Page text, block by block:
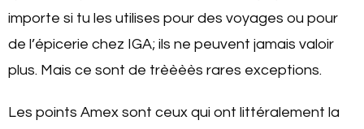
importe si tu les utilises pour des voyages ou pour
de l’épicerie chez IGA; ils ne peuvent jamais valoir
plus. Mais ce sont de trèèèès rares exceptions.
Les points Amex sont ceux qui ont littéralement la